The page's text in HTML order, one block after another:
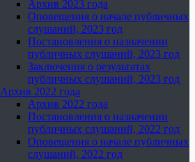
Архив 2023 года
Оповещения о начале публичных
слушаний, 2023 год
Постановления о назначении
публичных слушаний, 2023 год
Заключения о результатах
публичных слушаний, 2023 год
Архив 2022 года
Архив 2022 года
Постановления о назначении
публичных слушаний, 2022 год
Оповещения о начале публичных
слушаний, 2022 год